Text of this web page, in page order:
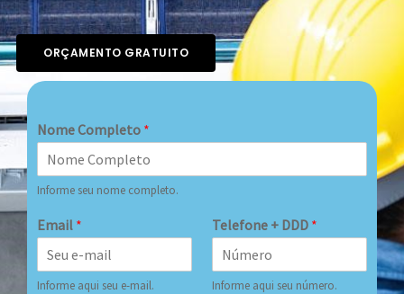
ORÇAMENTO GRATUITO
Nome Completo *
Informe seu nome completo.
Email *
Informe aqui seu e-mail.
Telefone + DDD *
Informe aqui seu número.